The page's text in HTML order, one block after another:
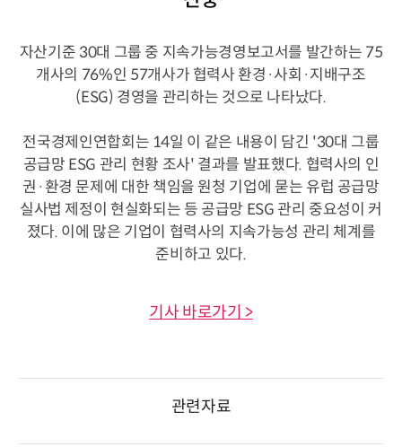
자산기준 30대 그룹 중 지속가능경영보고서를 발간하는 75
개사의 76%인 57개사가 협력사 환경·사회·지배구조
(ESG) 경영을 관리하는 것으로 나타났다.
전국경제인연합회는 14일 이 같은 내용이 담긴 '30대 그룹
공급망 ESG 관리 현황 조사' 결과를 발표했다. 협력사의 인
권·환경 문제에 대한 책임을 원청 기업에 묻는 유럽 공급망
실사법 제정이 현실화되는 등 공급망 ESG 관리 중요성이 커
졌다. 이에 많은 기업이 협력사의 지속가능성 관리 체계를
준비하고 있다.
기사 바로가기 >
관련자료